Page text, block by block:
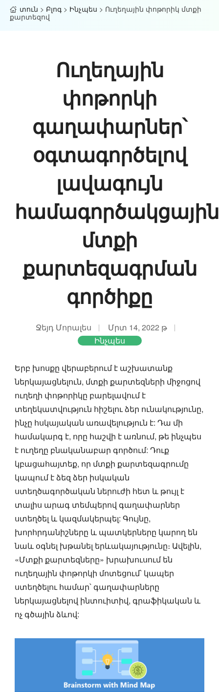
տուն > Բլոգ > Ինչպես > Ուղեղային փոթորիկ մտքի
քարտեզով
Ուղեղային
փոթորկի
գաղափարներ՝
օգտագործելով
լավագույն
համագործակցային
մտքի
քարտեզագրման
գործիքը
Ջեյդ Մորալես
Մրտ 14, 2022 թ
Ինչպես
Երբ խոսքը վերաբերում է աշխատանք
ներկայացնելուն, մտքի քարտեզների միջոցով
ուղեղի փոթորիկը բարելավում է
տեղեկատվություն հիշելու ձեր ունակությունը,
ինչը հսկայական առավելություն է: Դա մի
համակարգ է, որը հաշվի է առնում, թե ինչպես
է ուղեղը բնականաբար գործում: Դուք
կբացահայտեք, որ մտքի քարտեզագրումը
կապում է ձեզ ձեր իսկական
ստեղծագործական ներուժի հետ և թույլ է
տալիս արագ տեմպերով գաղափարներ
ստեղծել և կազմակերպել: Գույնը,
խորհրդանիշները և պատկերները կարող են
նաև օգնել խթանել երևակայությունը։ Ավելին,
«Մտքի քարտեզները» խրախուսում են
ուղեղային փոթորկի մոտեցում՝ կապեր
ստեղծելու համար՝ գաղափարները
ներկայացնելով ինտուիտիվ, գրաֆիկական և
ոչ գծային ձևով: